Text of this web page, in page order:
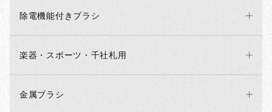
除電機能付きブラシ
楽器・スポーツ・千社札用
金属ブラシ